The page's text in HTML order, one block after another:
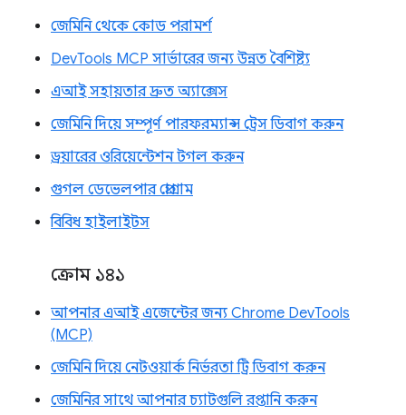
জেমিনি থেকে কোড পরামর্শ
DevTools MCP সার্ভারের জন্য উন্নত বৈশিষ্ট্য
এআই সহায়তার দ্রুত অ্যাক্সেস
জেমিনি দিয়ে সম্পূর্ণ পারফরম্যান্স ট্রেস ডিবাগ করুন
ড্রয়ারের ওরিয়েন্টেশন টগল করুন
গুগল ডেভেলপার প্রোগ্রাম
বিবিধ হাইলাইটস
ক্রোম ১৪১
আপনার এআই এজেন্টের জন্য Chrome DevTools
(MCP)
জেমিনি দিয়ে নেটওয়ার্ক নির্ভরতা ট্রি ডিবাগ করুন
জেমিনির সাথে আপনার চ্যাটগুলি রপ্তানি করুন